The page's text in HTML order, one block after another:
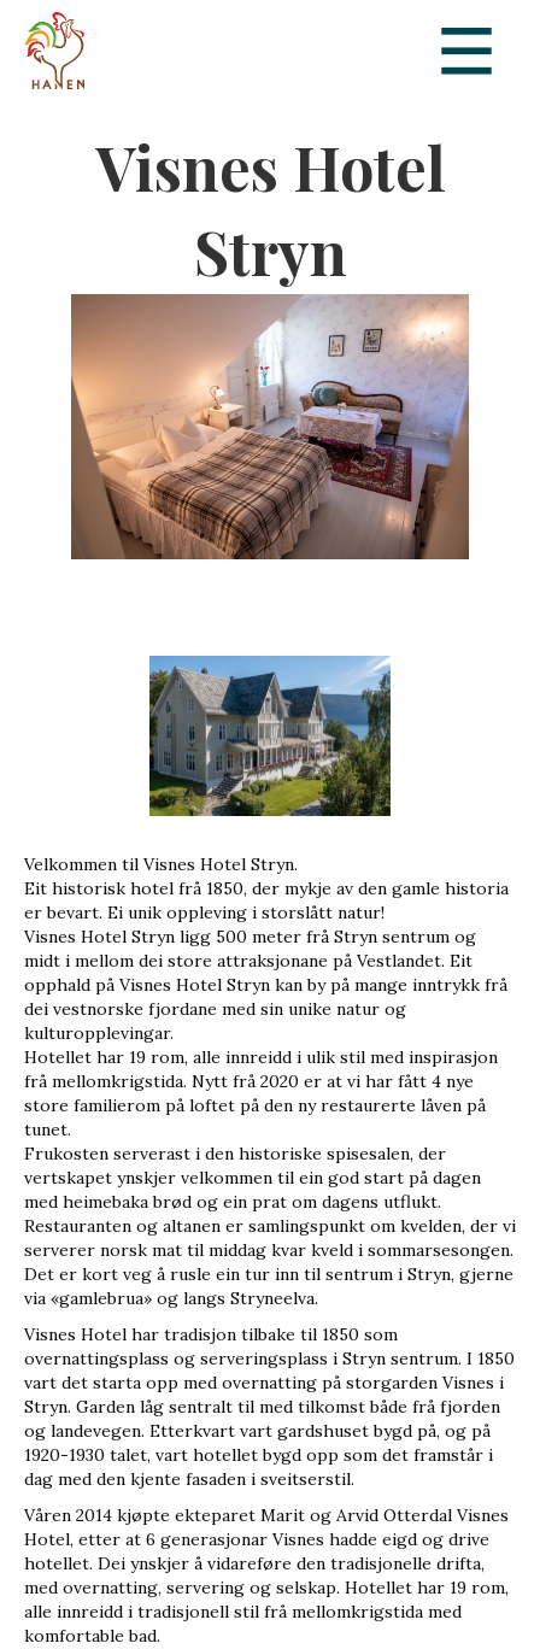
Visnes Hotel
Stryn
Velkommen til Visnes Hotel Stryn.
Eit historisk hotel frå 1850, der mykje av den gamle historia
er bevart. Ei unik oppleving i storslått natur!
Visnes Hotel Stryn ligg 500 meter frå Stryn sentrum og
midt i mellom dei store attraksjonane på Vestlandet. Eit
opphald på Visnes Hotel Stryn kan by på mange inntrykk frå
dei vestnorske fjordane med sin unike natur og
kulturopplevingar.
Hotellet har 19 rom, alle innreidd i ulik stil med inspirasjon
frå mellomkrigstida. Nytt frå 2020 er at vi har fått 4 nye
store familierom på loftet på den ny restaurerte låven på
tunet.
Frukosten serverast i den historiske spisesalen, der
vertskapet ynskjer velkommen til ein god start på dagen
med heimebaka brød og ein prat om dagens utflukt.
Restauranten og altanen er samlingspunkt om kvelden, der vi
serverer norsk mat til middag kvar kveld i sommarsesongen.
Det er kort veg å rusle ein tur inn til sentrum i Stryn, gjerne
via «gamlebrua» og langs Stryneelva.
Visnes Hotel har tradisjon tilbake til 1850 som
overnattingsplass og serveringsplass i Stryn sentrum. I 1850
vart det starta opp med overnatting på storgarden Visnes i
Stryn. Garden låg sentralt til med tilkomst både frå fjorden
og landevegen. Etterkvart vart gardshuset bygd på, og på
1920-1930 talet, vart hotellet bygd opp som det framstår i
dag med den kjente fasaden i sveitserstil.
Våren 2014 kjøpte ekteparet Marit og Arvid Otterdal Visnes
Hotel, etter at 6 generasjonar Visnes hadde eigd og drive
hotellet. Dei ynskjer å vidareføre den tradisjonelle drifta,
med overnatting, servering og selskap. Hotellet har 19 rom,
alle innreidd i tradisjonell stil frå mellomkrigstida med
komfortable bad.